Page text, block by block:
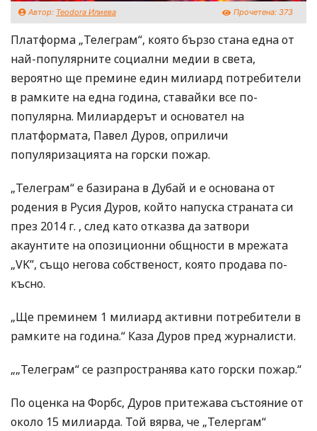
Автор: Teodora Илиева Прочетена: 373
Платформа „Телеграм“, която бързо стана една от
най-популярните социални медии в света,
вероятно ще премине един милиард потребители
в рамките на една година, ставайки все по-
популярна. Милиардерът и основател на
платформата, Павел Дуров, оприличи
популяризацията на горски пожар.
„Телеграм“ е базирана в Дубай и е основана от
родения в Русия Дуров, който напуска страната си
през 2014 г. , след като отказва да затвори
акаунтите на опозиционни общности в мрежата
„VK”, също негова собственост, която продава по-
късно.
„Ще преминем 1 милиард активни потребители в
рамките на година.“ Каза Дуров пред журналисти.
„„Телеграм“ се разпространява като горски пожар.“
По оценка на Форбс, Дуров притежава състояние от
около 15 милиарда. Той вярва, че „Телергам“